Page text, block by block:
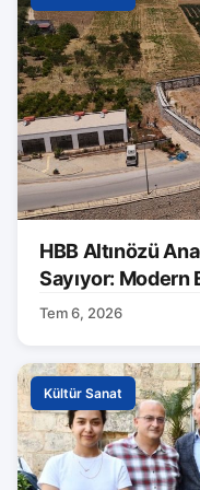
HBB Altınözü
Sayıyor: Modern
Tem 6, 2026
Kültür Sanat